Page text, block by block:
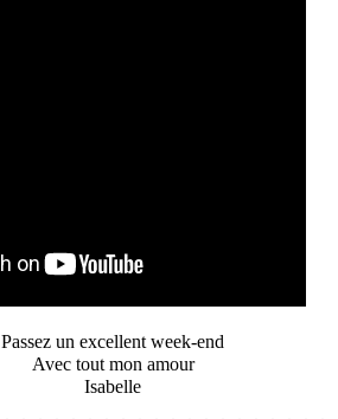
Passez un excellent week-end
Avec tout mon amour
Isabelle